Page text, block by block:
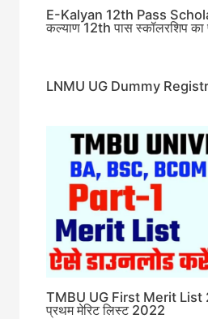
E-Kalyan 12th Pass
कल्याण 12th पास स्कॉलरशिप
LNMU UG Dummy
TMBU UG First Merit List
प्रथम मेरिट लिस्ट 2022